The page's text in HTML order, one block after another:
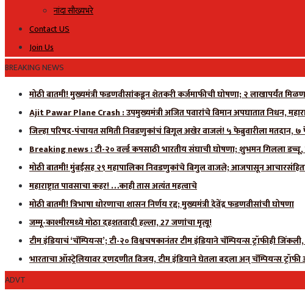
नांदा सौख्यभरे
Contact US
Join Us
BREAKING NEWS
मोठी बातमी! मुख्यमंत्री फडणवीसांकडून शेतकरी कर्जमाफीची घोषणा; २ लाखापर्यंत
Ajit Pawar Plane Crash : उपमुख्यमंत्री अजित पवारांचे विमान अपघातात निधन,
जिल्हा परिषद-पंचायत समिती निवडणुकांचं बिगूल अखेर वाजलं! ५ फेब्रुवारीला मतदान, ७
Breaking news : टी-२० वर्ल्ड कपसाठी भारतीय संघाची घोषणा; शुभमन गिलला डच्चू,
मोठी बातमी! मुंबईसह २९ महापालिका निवडणुकांचे बिगुल वाजले; आजपासून
महाराष्ट्रात पावसाचा कहर! …काही तास अत्यंत महत्वाचे
मोठी बातमी! त्रिभाषा धोरणाचा शासन निर्णय रद्द; मुख्यमंत्री देवेंद्र फडणवीसांची घोषणा
जम्मू-काश्मीरमध्ये मोठा दहशतवादी हल्ला, 27 जणांचा मृत्यू!
टीम इंडियाचं ‘चॅम्पियन्स’; टी-२० विश्वचषकानंतर टीम इंडियाने चॅम्पियन्स ट्रॉफीही
भारताचा ऑस्ट्रेलियावर दणदणीत विजय, टीम इंडियाने घेतला बदला अन् चॅम्पियन्स
ADVT